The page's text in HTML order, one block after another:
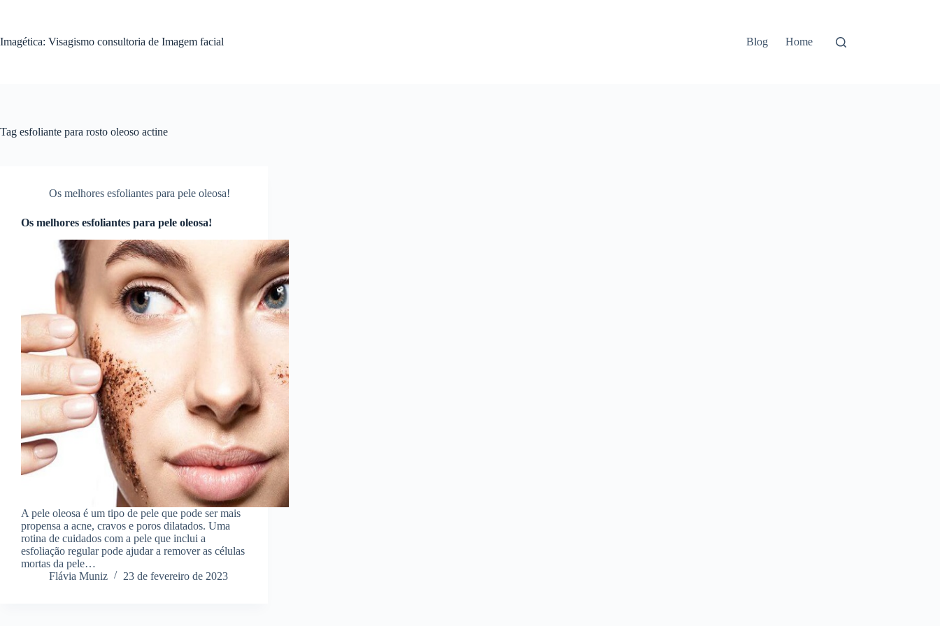
conteúdo
Imagética: Visagismo consultoria de Imagem facial Blog Home
Tag esfoliante para rosto oleoso actine
Os melhores esfoliantes para pele oleosa!
Os melhores esfoliantes para pele oleosa!
A pele oleosa é um tipo de pele que pode ser mais
propensa a acne, cravos e poros dilatados. Uma
rotina de cuidados com a pele que inclui a
esfoliação regular pode ajudar a remover as células
mortas da pele…
Flávia Muniz
23 de fevereiro de 2023